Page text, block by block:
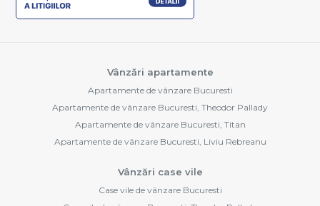
Vânzări apartamente
Apartamente de vânzare Bucuresti
Apartamente de vânzare Bucuresti, Theodor Pallady
Apartamente de vânzare Bucuresti, Titan
Apartamente de vânzare Bucuresti, Liviu Rebreanu
Vânzări case vile
Case vile de vânzare Bucuresti